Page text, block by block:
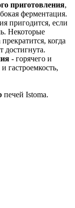
приготовления,
ферментация.
пригодится, если
Некоторые
когда
достигнута.
- горячего и
гастроемкость,
печей Istoma.